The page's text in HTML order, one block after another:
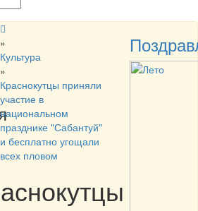
»
Культура
»
Краснокутцы приняли
участие в
национальном
празднике "Сабантуй"
и бесплатно угощали
всех пловом